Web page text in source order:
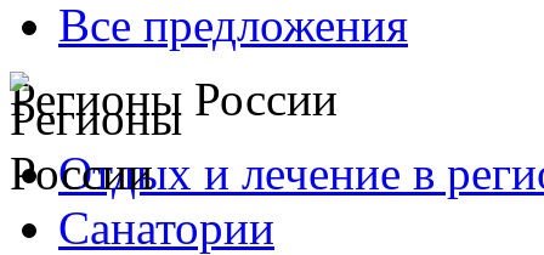
Все предложения
Регионы России
Отдых и лечение в
Санатории